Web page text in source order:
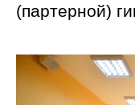
(партерной)